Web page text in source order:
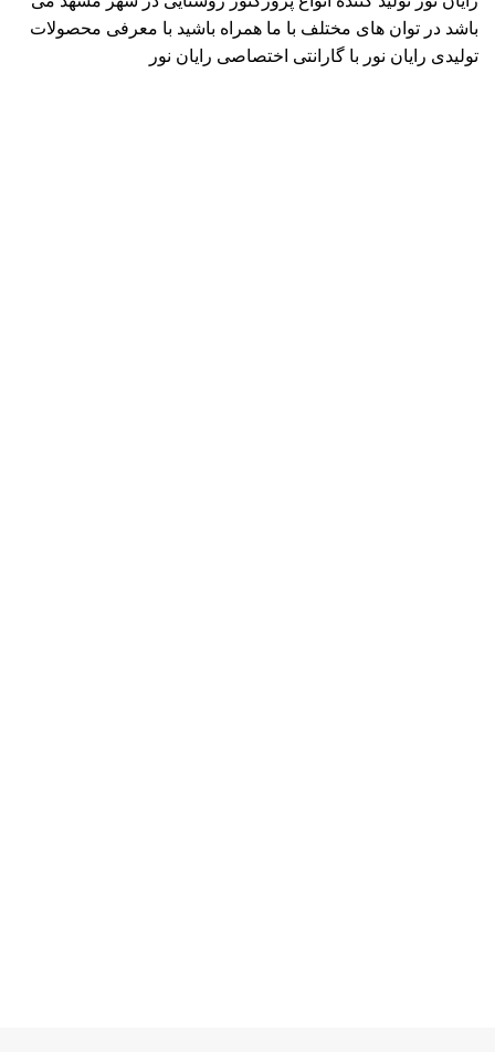
باشد در توان های مختلف با ما همراه باشید با معرفی محصولات
تولیدی رایان نور با گارانتی اختصاصی رایان نور